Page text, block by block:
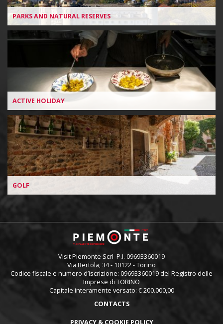
PARKS AND NATURAL RESERVES
ACTIVE HOLIDAY
GOLF
Visit Piemonte Scrl P.I. 09693360019
Via Bertola, 34 - 10122 - Torino
Codice fiscale e numero d’iscrizione: 09693360019 del Registro delle
Imprese di TORINO
Capitale interamente versato: € 200.000,00
CONTACTS
PRIVACY & COOKIE POLICY